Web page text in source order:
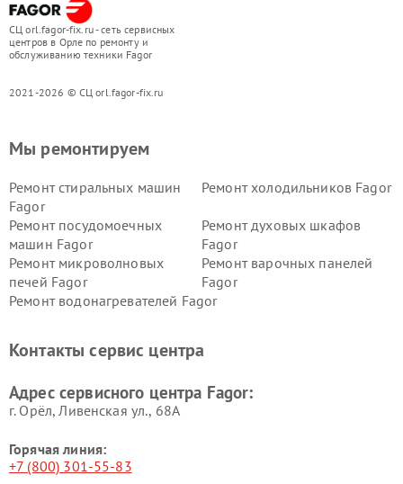
СЦ orl.fagor-fix.ru - сеть сервисных
центров в Орле по ремонту и
обслуживанию техники Fagor
2021-2026 © СЦ orl.fagor-fix.ru
Мы ремонтируем
Ремонт стиральных машин
Fagor
Ремонт холодильников Fagor
Ремонт посудомоечных
машин Fagor
Ремонт духовых шкафов
Fagor
Ремонт микроволновых
печей Fagor
Ремонт варочных панелей
Fagor
Ремонт водонагревателей Fagor
Контакты сервис центра
Адрес сервисного центра Fagor:
г. Орёл, Ливенская ул., 68А
Горячая линия:
+7 (800) 301-55-83